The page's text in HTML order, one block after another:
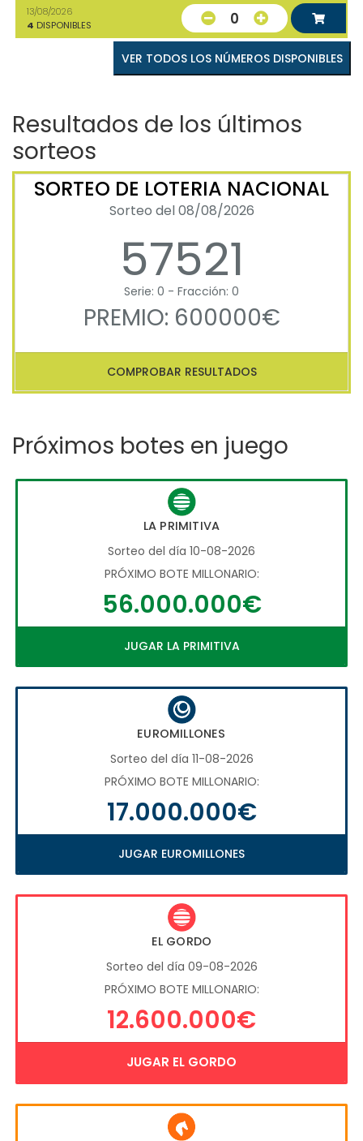
13/08/2026
4 DISPONIBLES 0
VER TODOS LOS NÚMEROS DISPONIBLES
Resultados de los últimos
sorteos
SORTEO DE LOTERIA NACIONAL
Sorteo del 08/08/2026
57521
Serie: 0 - Fracción: 0
PREMIO: 600000€
COMPROBAR RESULTADOS
Próximos botes en juego
LA PRIMITIVA
Sorteo del día 10-08-2026
PRÓXIMO BOTE MILLONARIO:
56.000.000€
JUGAR LA PRIMITIVA
EUROMILLONES
Sorteo del día 11-08-2026
PRÓXIMO BOTE MILLONARIO:
17.000.000€
JUGAR EUROMILLONES
EL GORDO
Sorteo del día 09-08-2026
PRÓXIMO BOTE MILLONARIO:
12.600.000€
JUGAR EL GORDO